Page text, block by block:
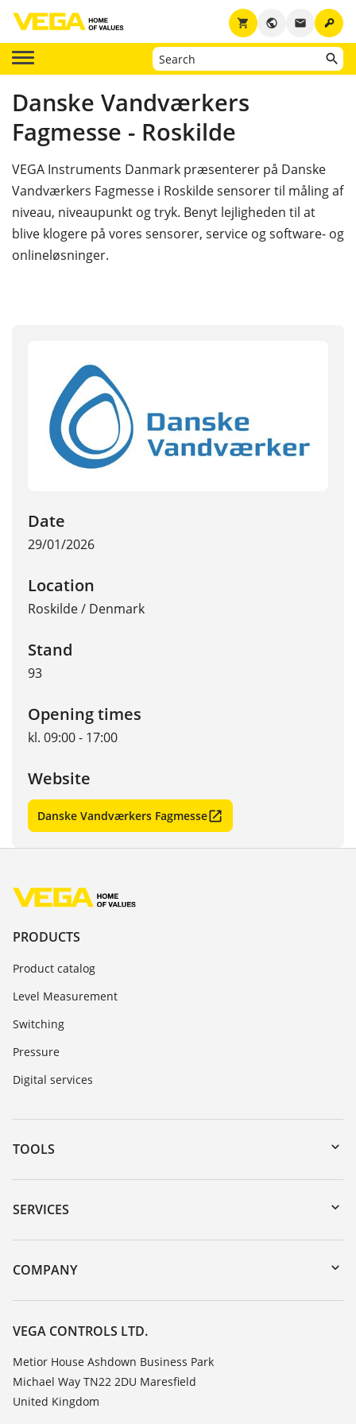
key
email
public
shopping_cart
Danske Vandværkers
Fagmesse - Roskilde
VEGA Instruments Danmark præsenterer på Danske
Vandværkers Fagmesse i Roskilde sensorer til måling af
niveau, niveaupunkt og tryk. Benyt lejligheden til at
blive klogere på vores sensorer, service og software- og
onlineløsninger.
Date
29/01/2026
Location
Roskilde/ Denmark
Stand
93
Opening times
kl. 09:00 - 17:00
Website
Danske Vandværkers Fagmesse
PRODUCTS
Product catalog
Level Measurement
Switching
Pressure
Digital services
TOOLS
Downloads
Serial number search
DTM Collection/PACTware
SERVICES
Instrument return
Training
TeamViewer
COMPANY
Customer feedback
Careers
About VEGA
Contact
News
VEGA CONTROLS LTD.
Metior House Ashdown Business Park
Michael Way TN22 2DU Maresfield
United Kingdom